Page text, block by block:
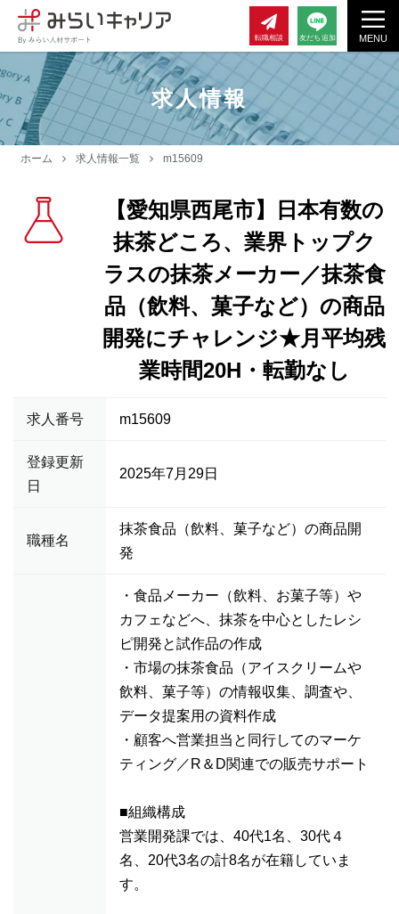
MENU
転職相談 友だち追加
求人情報
ホーム 求人情報一覧 m15609
【愛知県西尾市】日本有数の
抹茶どころ、業界トップク
ラスの抹茶メーカー／抹茶食
品（飲料、菓子など）の商品
開発にチャレンジ★月平均残
業時間20H・転勤なし
求人番号 m15609
登録更新
日
2025年7月29日
職種名
抹茶食品（飲料、菓子など）の商品開
発
・食品メーカー（飲料、お菓子等）や
カフェなどへ、抹茶を中心としたレシ
ピ開発と試作品の作成
・市場の抹茶食品（アイスクリームや
飲料、菓子等）の情報収集、調査や、
データ提案用の資料作成
・顧客へ営業担当と同行してのマーケ
ティング／R＆D関連での販売サポート
■組織構成
営業開発課では、40代1名、30代４
名、20代3名の計8名が在籍していま
す。